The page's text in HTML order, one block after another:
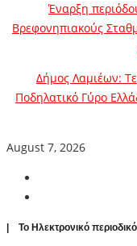
Έναρξη
Βρεφονηπιακούς
Δήμος Λαμιέων:
Ποδηλατικό Γύρο
August 7, 2026
| To Ηλεκτρονικό